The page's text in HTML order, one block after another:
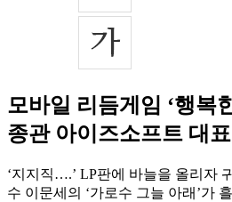
모바일 리듬게임 ‘행복
종관 아이즈소프트 대표
‘지지직….’ LP판에 바늘을 올리자
수 이문세의 ‘가로수 그늘 아래’가